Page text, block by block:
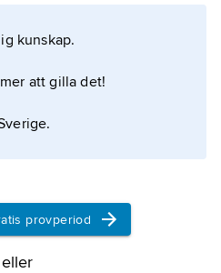
kunskap.
att gilla det!
provperiod
eller